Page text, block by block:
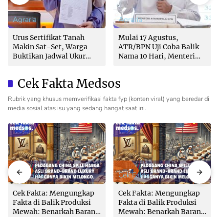
Agraria
Urus Sertifikat Tanah
Makin Sat-Set, Warga
Buktikan Jadwal Ukur
Agraria
Mulai 17 Agustus,
ATR/BPN Uji Coba Balik
Nama 10 Hari, Menteri
Cek Fakta Medsos
Rubrik yang khusus memverifikasi fakta fyp (konten viral) yang beredar di
media sosial atas isu yang sedang hangat saat ini.
Cek Fakta
Cek Fakta: Mengungkap
Fakta di Balik Produksi
Mewah: Benarkah Barang
Cek Fakta
Cek Fakta: Mengungkap
Fakta di Balik Produksi
Mewah: Benarkah Barang